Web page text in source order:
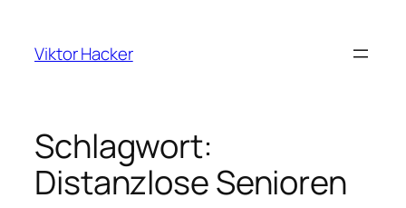
springen
Viktor Hacker
Schlagwort:
Distanzlose Senioren